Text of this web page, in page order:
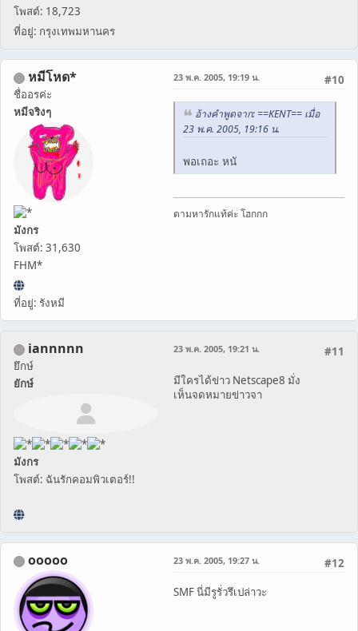
โพสต์: 18,723
ที่อยู่: กรุงเทพมหานคร
หมีโหด*
ชื่ออรค่ะ
หมีจริงๆ
มังกร
โพสต์: 31,630
FHM*
ที่อยู่: รังหมี
#10
23 พ.ค. 2005, 19:19 น.
อ้างคำพูดจาก: ==KENT== เมื่อ
23 พ.ค. 2005, 19:16 น.
พอเถอะ หนั
ตามหารักแท้ค่ะ โฮกกก
iannnnn
ยึกษ์
ยักษ์
มังกร
โพสต์: ฉันรักคอมพิวเตอร์!!
#11
23 พ.ค. 2005, 19:21 น.
มีใครได้ข่าว Netscape8 มั่ง
เห็นจดหมายข่าวจา
ooooo #12
23 พ.ค. 2005, 19:27 น.
SMF นี่มีรูรั่วรึเปล่าวะ